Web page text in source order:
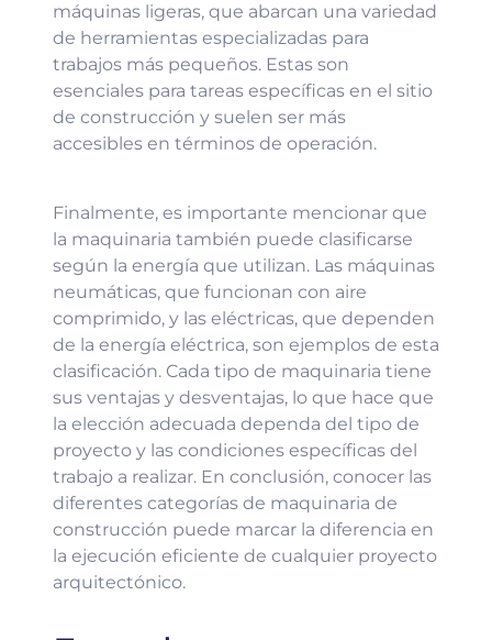
máquinas ligeras, que abarcan una variedad
de herramientas especializadas para
trabajos más pequeños. Estas son
esenciales para tareas específicas en el sitio
de construcción y suelen ser más
accesibles en términos de operación.
Finalmente, es importante mencionar que
la maquinaria también puede clasificarse
según la energía que utilizan. Las máquinas
neumáticas, que funcionan con aire
comprimido, y las eléctricas, que dependen
de la energía eléctrica, son ejemplos de esta
clasificación. Cada tipo de maquinaria tiene
sus ventajas y desventajas, lo que hace que
la elección adecuada dependa del tipo de
proyecto y las condiciones específicas del
trabajo a realizar. En conclusión, conocer las
diferentes categorías de maquinaria de
construcción puede marcar la diferencia en
la ejecución eficiente de cualquier proyecto
arquitectónico.